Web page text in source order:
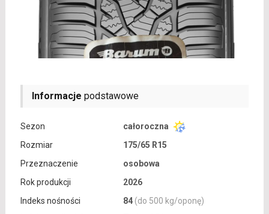
Informacje podstawowe
Sezon
całoroczna
Rozmiar
175/65 R15
Przeznaczenie
osobowa
Rok produkcji
2026
Indeks nośności
84 (do 500 kg/oponę)